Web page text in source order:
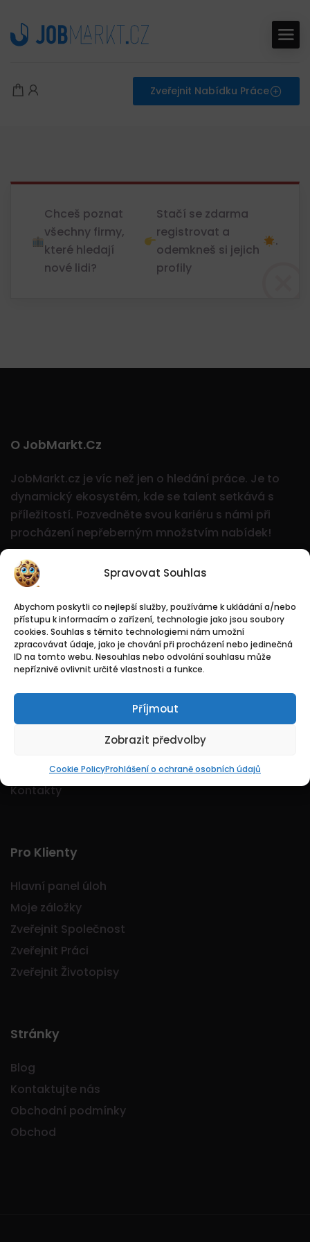
Spravovat Souhlas
Abychom poskytli co nejlepší služby, používáme k ukládání a/nebo
přístupu k informacím o zařízení, technologie jako jsou soubory
cookies. Souhlas s těmito technologiemi nám umožní
zpracovávat údaje, jako je chování při procházení nebo jedinečná
ID na tomto webu. Nesouhlas nebo odvolání souhlasu může
nepříznivě ovlivnit určité vlastnosti a funkce.
Příjmout
Zobrazit předvolby
Cookie PolicyProhlášení o ochraně osobních údajů
Zveřejnit Nabídku Práce
Chceš poznat
všechny firmy,
které hledají
nové lidi?
Stačí se zdarma
registrovat a
odemkneš si jejich
profily
.
O JobMarkt.cz
JobMarkt.cz je víc než jen o hledání práce. Je to
dynamický ekosystém, kde se talent setkává s
příležitostí. Pozvedněte svou kariéru s námi při
procházení nepřeberným množstvím nabídek!
Logo Jobmarkt.cz ® je registrovaná ochranná
známka.
Kontakty
Pro Klienty
Hlavní panel úloh
Moje záložky
Zveřejnit Společnost
Zveřejnit Práci
Zveřejnit Životopisy
Stránky
Blog
Kontaktujte nás
Obchodní podmínky
Obchod